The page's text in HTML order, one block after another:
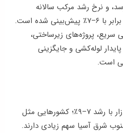
دلار برسد، و نرخ رشد مرکب سالانه
(CAGR) آن در بازه ۲۰۲۵–۲۰۳۰ برابر با ۶–۷٪ پیش‌بینی شده است.
سریع، پروژه‌های زیرساختی،
لوله‌کشی و جایگزینی
است.
پیشتاز بازار با رشد ۷–۹٪؛ کشورهایی مثل
شرق آسیا سهم زیادی دارند.